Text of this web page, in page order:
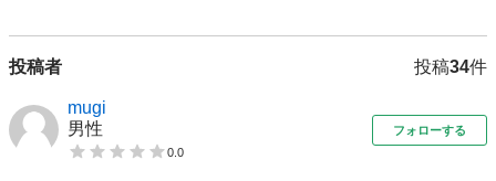
投稿者 投稿34件
mugi
男性
0.0
フォローする